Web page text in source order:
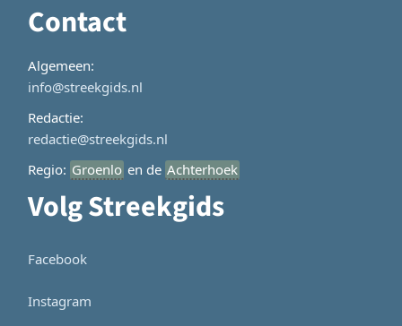
Contact
Algemeen:
info@streekgids.nl
Redactie:
redactie@streekgids.nl
Regio: Groenlo en de Achterhoek
Volg Streekgids
Facebook
Instagram